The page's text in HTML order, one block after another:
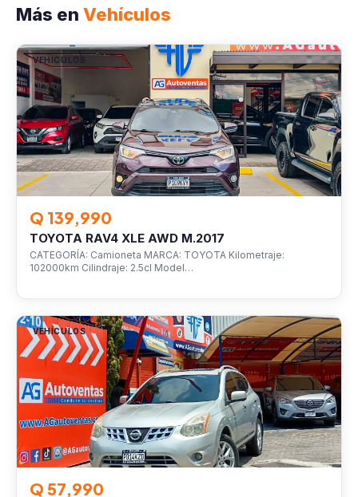
Más en Vehículos
VEHÍCULOS
Q 139,990
TOYOTA RAV4 XLE AWD M.2017
CATEGORÍA: Camioneta MARCA: TOYOTA Kilometraje:
102000km Cilindraje: 2.5cl Model…
VEHÍCULOS
Q 57,990